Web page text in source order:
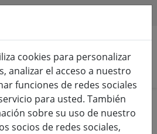
e iluminación
cookies para personalizar
analizar el acceso a nuestro
funciones de redes sociales
para usted. También
sobre su uso de nuestro
socios de redes sociales,